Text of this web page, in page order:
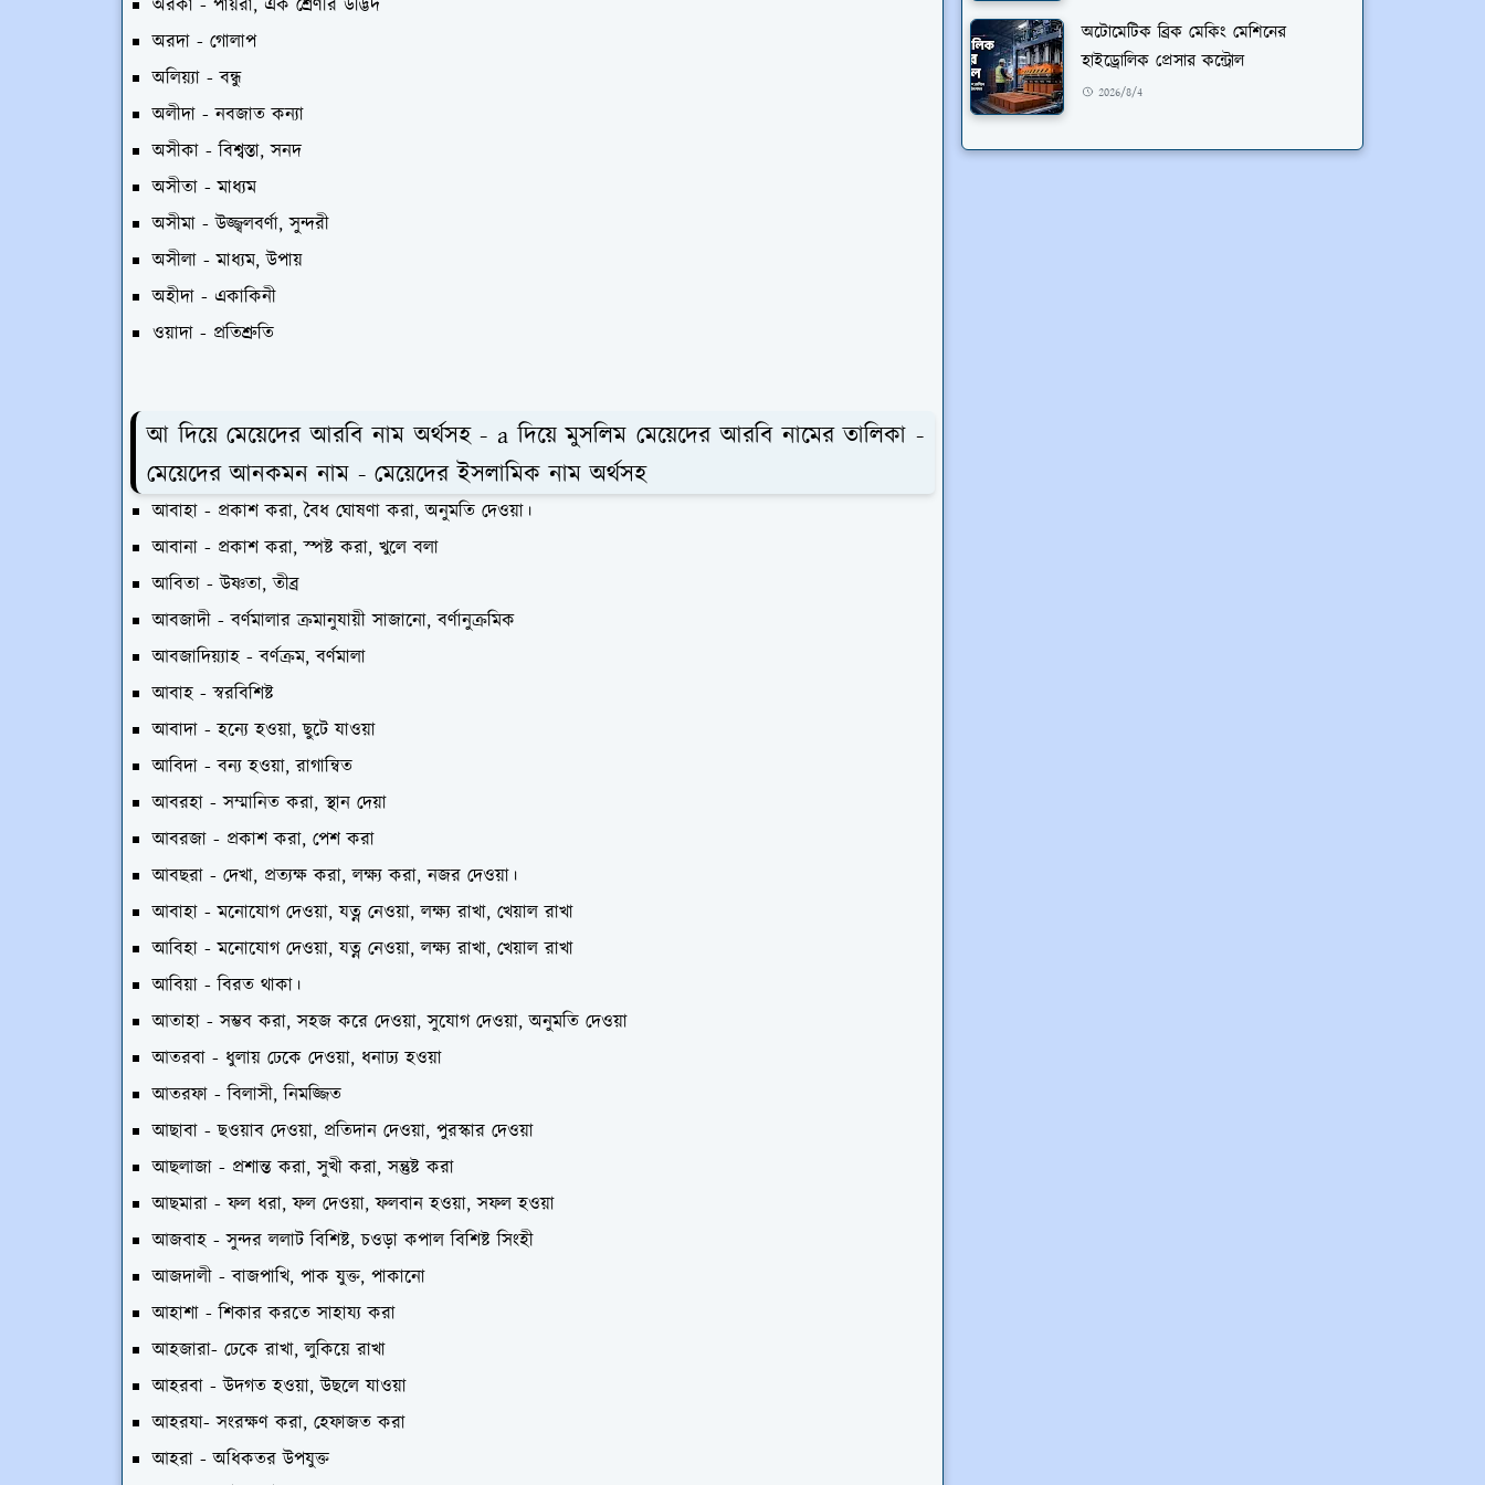
অরদা - গোলাপ
অলিয়্যা - বন্ধু
অলীদা - নবজাত কন্যা
অসীকা - বিশ্বস্তা, সনদ
অসীতা - মাধ্যম
অসীমা - উজ্জ্বলবর্ণা, সুন্দরী
অসীলা - মাধ্যম, উপায়
অহীদা - একাকিনী
ওয়াদা - প্রতিশ্রুতি
আ দিয়ে মেয়েদের আরবি নাম অর্থসহ - a দিয়ে মুসলিম মেয়েদের আরবি নামের তালিকা -
মেয়েদের আনকমন নাম - মেয়েদের ইসলামিক নাম অর্থসহ
আবাহা - প্রকাশ করা, বৈধ ঘোষণা করা, অনুমতি দেওয়া।
আবানা - প্রকাশ করা, স্পষ্ট করা, খুলে বলা
আবিতা - উষ্ণতা, তীব্র
আবজাদী - বর্ণমালার ক্রমানুযায়ী সাজানো, বর্ণানুক্রমিক
আবজাদিয়্যাহ - বর্ণক্রম, বর্ণমালা
আবাহ - স্বরবিশিষ্ট
আবাদা - হন্যে হওয়া, ছুটে যাওয়া
আবিদা - বন্য হওয়া, রাগান্বিত
আবরহা - সম্মানিত করা, স্থান দেয়া
আবরজা - প্রকাশ করা, পেশ করা
আবছরা - দেখা, প্রত্যক্ষ করা, লক্ষ্য করা, নজর দেওয়া।
আবাহা - মনোযোগ দেওয়া, যত্ন নেওয়া, লক্ষ্য রাখা, খেয়াল রাখা
আবিহা - মনোযোগ দেওয়া, যত্ন নেওয়া, লক্ষ্য রাখা, খেয়াল রাখা
আবিয়া - বিরত থাকা।
আতাহা - সম্ভব করা, সহজ করে দেওয়া, সুযোগ দেওয়া, অনুমতি দেওয়া
আতরবা - ধুলায় ঢেকে দেওয়া, ধনাঢ্য হওয়া
আতরফা - বিলাসী, নিমজ্জিত
আছাবা - ছওয়াব দেওয়া, প্রতিদান দেওয়া, পুরস্কার দেওয়া
আছলাজা - প্রশান্ত করা, সুখী করা, সন্তুষ্ট করা
আছমারা - ফল ধরা, ফল দেওয়া, ফলবান হওয়া, সফল হওয়া
আজবাহ - সুন্দর ললাট বিশিষ্ট, চওড়া কপাল বিশিষ্ট সিংহী
আজদালী - বাজপাখি, পাক যুক্ত, পাকানো
আহাশা - শিকার করতে সাহায্য করা
আহজারা- ঢেকে রাখা, লুকিয়ে রাখা
আহরবা - উদগত হওয়া, উছলে যাওয়া
আহরযা- সংরক্ষণ করা, হেফাজত করা
আহরা - অধিকতর উপযুক্ত
অটোমেটিক ব্রিক মেকিং মেশিনের
হাইড্রোলিক প্রেসার কন্ট্রোল
2026/8/4